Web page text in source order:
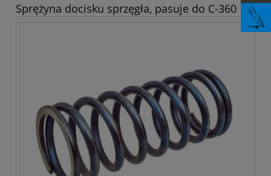
Sprężyna docisku sprzęgła, pasuje do C-360